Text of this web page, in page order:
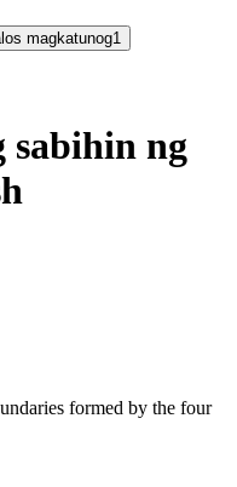
magkatunog1
ng
formed by the four